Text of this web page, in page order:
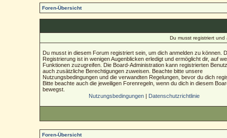
Foren-Übersicht
Du musst registriert
Du musst in diesem Forum registriert sein, um dich anmelden zu können.
Registrierung ist in wenigen Augenblicken erledigt und ermöglicht dir, auf
Funktionen zuzugreifen. Die Board-Administration kann registrierten
auch zusätzliche Berechtigungen zuweisen. Beachte bitte unsere
Nutzungsbedingungen und die verwandten Regelungen, bevor du dich
Bitte beachte auch die jeweiligen Forenregeln, wenn du dich in diesem
bewegst.
Nutzungsbedingungen| Datenschutzrichtlinie
Foren-Übersicht